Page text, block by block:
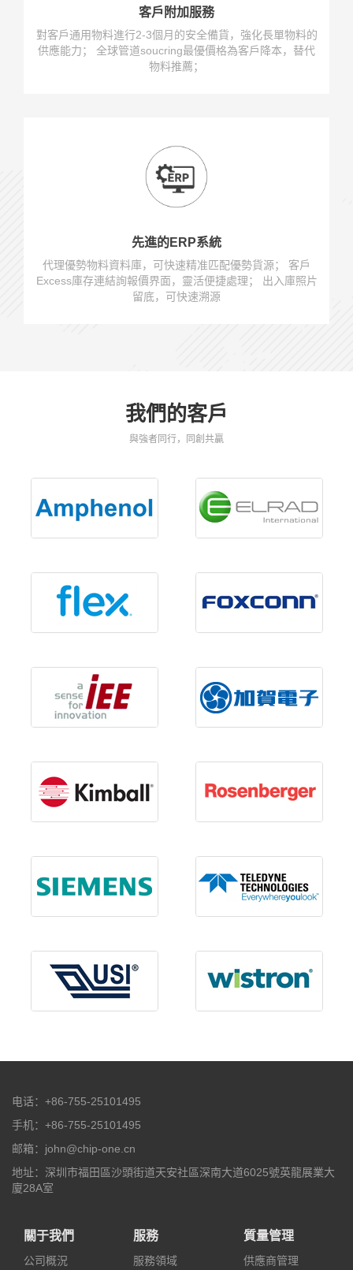
客戶附加服務
對客戶通用物料進行2-3個月的安全備貨，強化長單物料的
供應能力； 全球管道soucring最優價格為客戶降本，替代
物料推薦；
先進的ERP系統
代理優勢物料資料庫，可快速精准匹配優勢貨源； 客戶
Excess庫存連結詢報價界面，靈活便捷處理； 出入庫照片
留底，可快速溯源
我們的客戶
與強者同行，同創共贏
电话：+86-755-25101495
手机：+86-755-25101495
邮箱：john@chip-one.cn
地址：深圳市福田區沙頭街道天安社區深南大道6025號英龍展業大
廈28A室
關于我們
公司概況
服務
服務領域
質量管理
供應商管理